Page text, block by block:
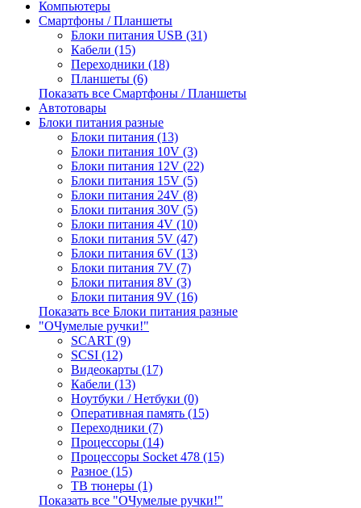
Компьютеры
Смартфоны / Планшеты
Блоки питания USB (31)
Кабели (15)
Переходники (18)
Планшеты (6)
Показать все Смартфоны / Планшеты
Автотовары
Блоки питания разные
Блоки питания (13)
Блоки питания 10V (3)
Блоки питания 12V (22)
Блоки питания 15V (5)
Блоки питания 24V (8)
Блоки питания 30V (5)
Блоки питания 4V (10)
Блоки питания 5V (47)
Блоки питания 6V (13)
Блоки питания 7V (7)
Блоки питания 8V (3)
Блоки питания 9V (16)
Показать все Блоки питания разные
"ОЧумелые ручки!"
SCART (9)
SCSI (12)
Видеокарты (17)
Кабели (13)
Ноутбуки / Нетбуки (0)
Оперативная память (15)
Переходники (7)
Процессоры (14)
Процессоры Socket 478 (15)
Разное (15)
ТВ тюнеры (1)
Показать все "ОЧумелые ручки!"